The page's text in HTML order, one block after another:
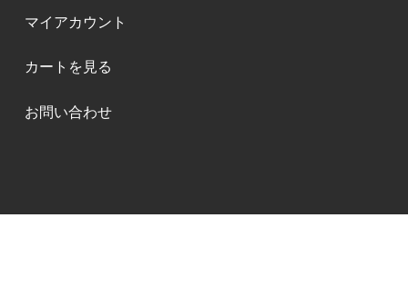
マイアカウント
カートを見る
お問い合わせ